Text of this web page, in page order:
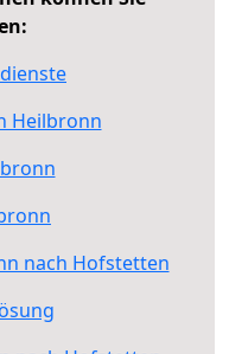
Heilbronn
nach Hofstetten